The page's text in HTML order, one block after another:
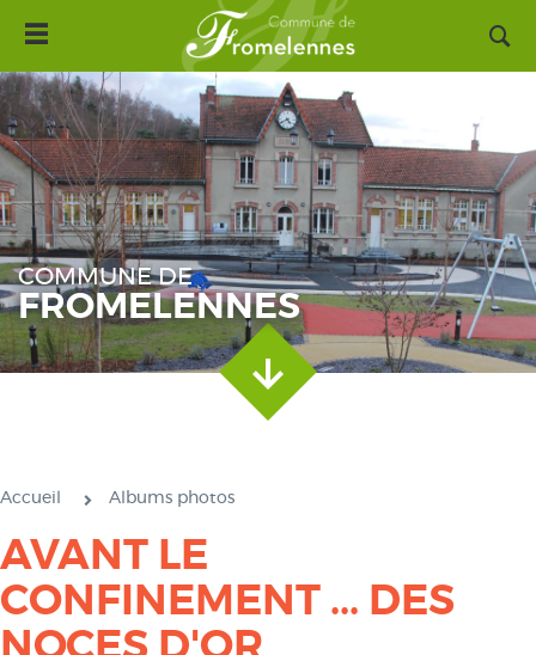
Aller
contenu
principal
Toggle
navigation
COMMUNE DE
FROMELENNES
Accueil Albums photos
AVANT LE
CONFINEMENT ... DES